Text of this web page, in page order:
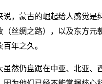
，蒙古的崛起给人感觉
丝绸之路），以及东方元
年之久。
然仍盘踞在中亚、北亚